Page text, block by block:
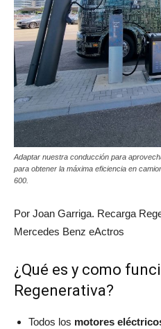
Adaptar nuestra conducción para
para obtener la máxima eficiencia en
600.
Por Joan Garriga. Recarga
Mercedes Benz eActros
¿Qué es y como
Regenerativa?
Todos los motores